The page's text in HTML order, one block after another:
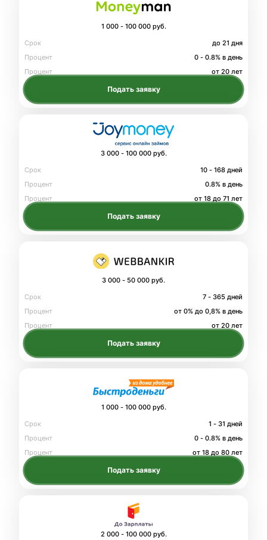
1 000 - 100 000 руб.
Срок
до 21 дня
Процент
0 - 0.8% в день
Процент
от 20 лет
Подать заявку
3 000 - 100 000 руб.
Срок
10 - 168 дней
Процент
0.8% в день
Процент
от 18 до 71 лет
Подать заявку
3 000 - 50 000 руб.
Срок
7 - 365 дней
Процент
от 0% до 0,8% в день
Процент
от 20 лет
Подать заявку
1 000 - 100 000 руб.
Срок
1 - 31 дней
Процент
0 - 0.8% в день
Процент
от 18 до 80 лет
Подать заявку
2 000 - 100 000 руб.